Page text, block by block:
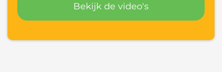
Bekijk de video's